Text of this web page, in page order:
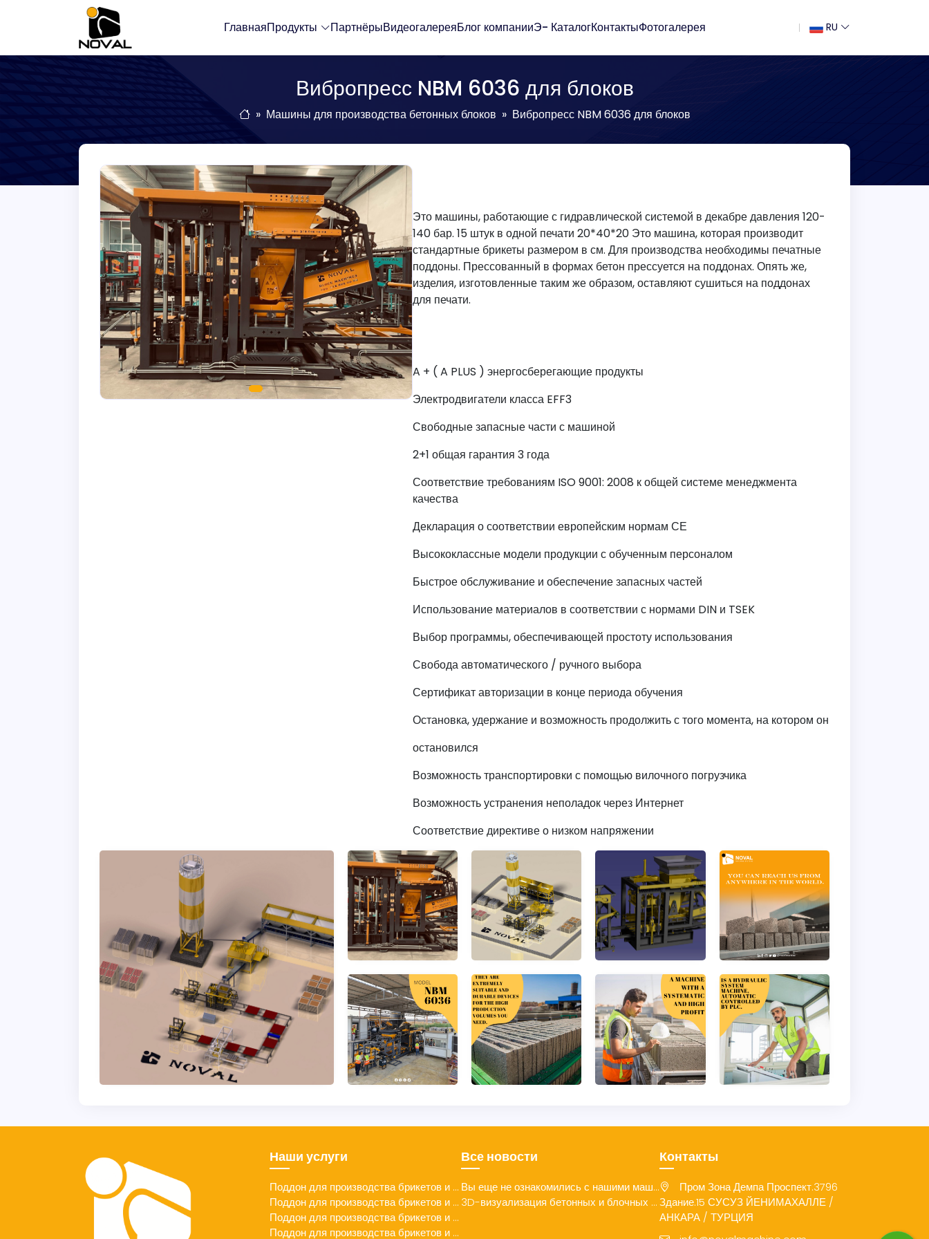
ГлавнаяПродукты ПартнёрыВидеогалереяБлог компанииЭ- КаталогКонтактыФотогалерея RU
Вибропресс NBM 6036 для блоков
Машины для производства бетонных блоков Вибропресс NBM 6036 для блоков
Это машины, работающие с гидравлической системой в декабре давления 120-
140 бар. 15 штук в одной печати 20*40*20 Это машина, которая производит
стандартные брикеты размером в см. Для производства необходимы печатные
поддоны. Прессованный в формах бетон прессуется на поддонах. Опять же,
изделия, изготовленные таким же образом, оставляют сушиться на поддонах
для печати.
A + ( A PLUS ) энергосберегающие продукты
Электродвигатели класса EFF3
Свободные запасные части с машиной
2+1 общая гарантия 3 года
Соответствие требованиям ISO 9001: 2008 к общей системе менеджмента
качества
Декларация о соответствии европейским нормам СЕ
Высококлассные модели продукции с обученным персоналом
Быстрое обслуживание и обеспечение запасных частей
Использование материалов в соответствии с нормами DIN и TSEK
Выбор программы, обеспечивающей простоту использования
Свобода автоматического / ручного выбора
Сертификат авторизации в конце периода обучения
Остановка, удержание и возможность продолжить с того момента, на котором он
остановился
Возможность транспортировки с помощью вилочного погрузчика
Возможность устранения неполадок через Интернет
Соответствие директиве о низком напряжении
Наши услуги
Поддон для производства брикетов и ...
Поддон для производства брикетов и ...
Поддон для производства брикетов и ...
Поддон для производства брикетов и ...
Все новости
Вы еще не ознакомились с нашими маш...
3D-визуализация бетонных и блочных ...
Контакты
Пром Зона Демпа Проспект.3796
Здание.15 СУСУЗ ЙЕНИМАХАЛЛЕ /
АНКАРА / ТУРЦИЯ